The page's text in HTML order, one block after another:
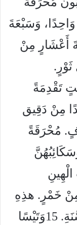
وَسَبْعَةَ
صَحِيحَةٍ، 12وَثَلاَثَةَ أَعْشَارٍ مِنْ
تَقْدِمَةً
وَاحِدًا مِنْ دَقِيق
مُحْرَقَةً
سَرُورٍ وَقُودًا لِلرَّبِّ. 14وَسَكَائِبُهُنَّ
خَمْرٍ. هذِهِ
مُحْرَقَةُ كُلِّ شَهْرٍ مِنْ أَشْهُرِ السَّنَةِ. 15وَتَيْسًا